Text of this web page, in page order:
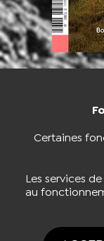
Certaines
Les services
au